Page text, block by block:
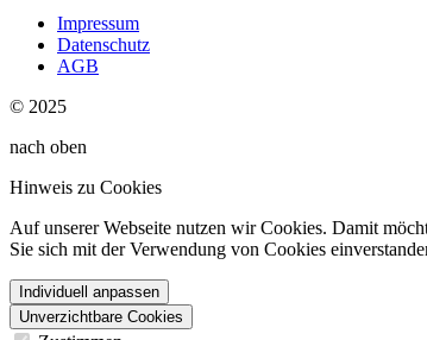
Impressum
Datenschutz
AGB
© 2025
nach oben
Hinweis zu Cookies
Auf unserer Webseite nutzen wir Cookies. Damit
Sie sich mit der Verwendung von Cookies
Individuell anpassen
Unverzichtbare Cookies